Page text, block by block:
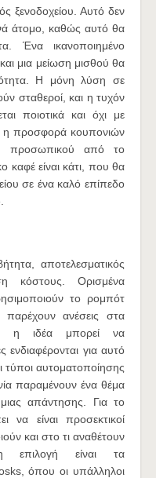
ξενοδοχείου. Αυτό δεν
άτομο, καθώς αυτό θα
Ένα ικανοποιημένο
μια μείωση μισθού θα
Η μόνη λύση σε
σταθεροί, και η τυχόν
ποιοτικά και όχι με
η προσφορά κουπονιών
προσωπικού από το
καφέ είναι κάτι, που θα
σε ένα καλό επίπεδο
αποτελεσματικός
κόστους. Ορισμένα
το ρομπότ
ανέσεις στα
η ιδέα μπορεί να
ενδιαφέρονται για αυτό
τύποι αυτοματοποίησης
παραμένουν ένα θέμα
απάντησης. Για το
να είναι προσεκτικοί
και στο τι αναθέτουν
είναι τα
όπου οι υπάλληλοι